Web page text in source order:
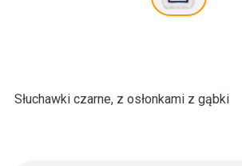
Słuchawki czarne, z osłonkami z gąbki